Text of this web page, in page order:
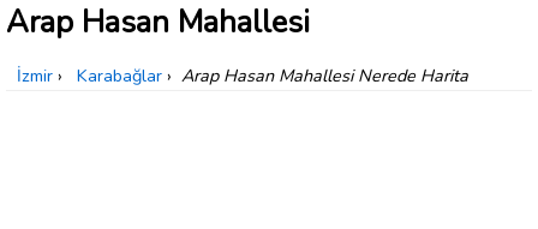
Arap Hasan Mahallesi
İzmir › Karabağlar › Arap Hasan Mahallesi Nerede Harita